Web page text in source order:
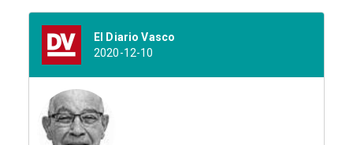
El Diario Vasco
2020-12-10